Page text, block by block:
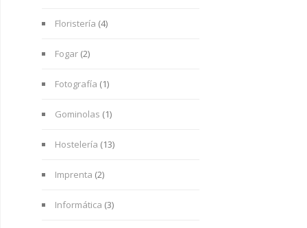
Floristería (4)
Fogar (2)
Fotografía (1)
Gominolas (1)
Hostelería (13)
Imprenta (2)
Informática (3)